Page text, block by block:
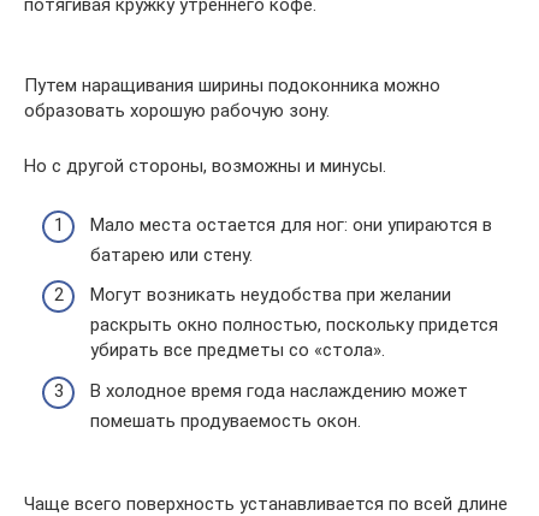
потягивая кружку утреннего кофе.
Путем наращивания ширины подоконника можно
образовать хорошую рабочую зону.
Но с другой стороны, возможны и минусы.
Мало места остается для ног: они упираются в
батарею или стену.
Могут возникать неудобства при желании
раскрыть окно полностью, поскольку придется
убирать все предметы со «стола».
В холодное время года наслаждению может
помешать продуваемость окон.
Чаще всего поверхность устанавливается по всей длине